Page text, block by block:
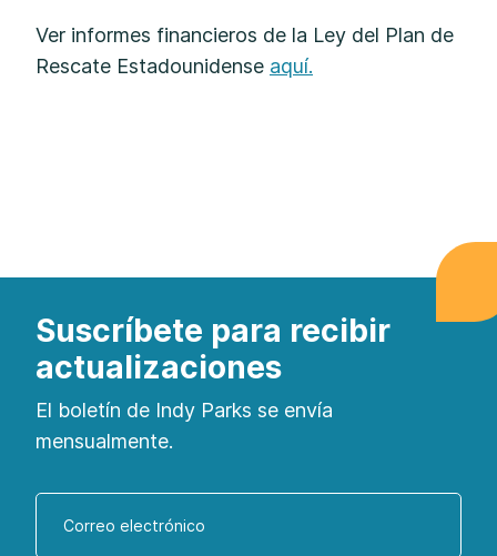
Ver informes financieros de la Ley del Plan de
Rescate Estadounidense aquí.
Suscríbete para recibir
actualizaciones
El boletín de Indy Parks se envía
mensualmente.